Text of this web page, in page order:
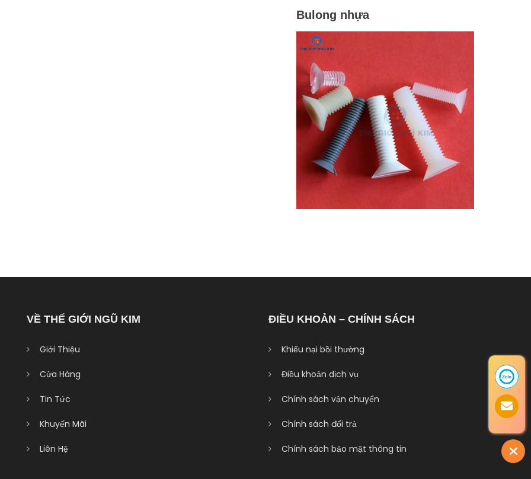
Bulong nhựa
VỀ THẾ GIỚI NGŨ KIM
Giới Thiệu
Cửa Hàng
Tin Tức
Khuyến Mãi
Liên Hệ
ĐIỀU KHOẢN – CHÍNH SÁCH
Khiếu nại bồi thường
Điều khoản dịch vụ
Chính sách vận chuyển
Chính sách đổi trả
Chính sách bảo mật thông tin